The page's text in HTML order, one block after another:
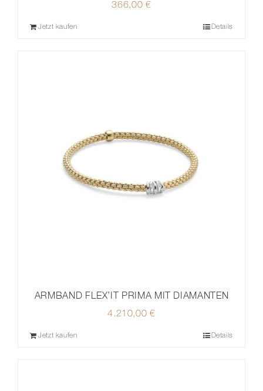
366,00 €
Jetzt kaufen Details
ARMBAND FLEX’IT PRIMA MIT DIAMANTEN
4.210,00€
Jetzt kaufen Details